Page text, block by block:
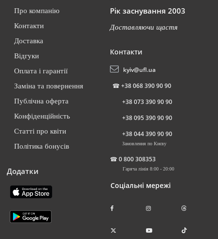
Про компанію
Контакти
Доставка
Відгуки
Оплата і гарантії
Заміна та повернення
Публічна оферта
Конфіденційність
Статті про квіти
Політика бонусів
Додатки
Рік заснування 2003
Доставляючи щастя
Контакти
kyiv@ufl.ua
☎ +38 068 390 90 90
+38 073 390 90 90
+38 095 390 90 90
+38 044 390 90 90
Замовлення по Києву
☎ 0 800 308353
Гаряча лінія 8:00 - 20:00
Соціальні мережі